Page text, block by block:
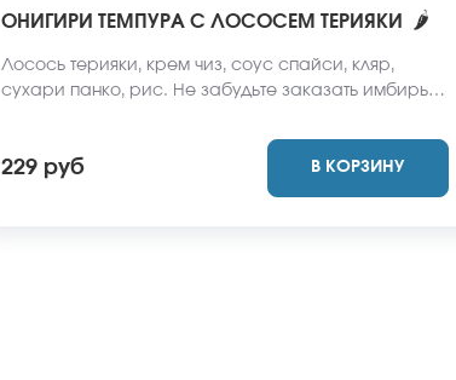
ОНИГИРИ ТЕМПУРА С ЛОСОСЕМ ТЕРИЯКИ 🌶
Лосось терияки, крем чиз, соус спайси, кляр,
сухари панко, рис. Не забудьте заказать имбирь,
заказа. *Внешний вид блюда может отличаться от
фото на сайте.
229 руб В КОРЗИНУ